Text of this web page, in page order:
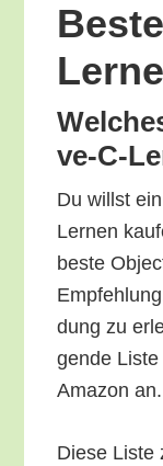
ve-C-
Du willst
Ler­nen
bes­te
dung zu
gen­de
Ama­zon an.
Die­se Lis­te